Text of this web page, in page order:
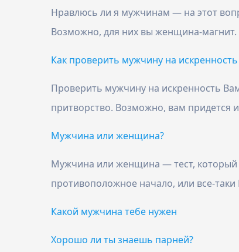
Нравлюсь ли я мужчинам — на этот
Возможно, для них вы женщина-магнит.
Как проверить мужчину на искренность
Проверить мужчину на искренность
притворство. Возможно, вам
Мужчина или женщина?
Мужчина или женщина — тест, который
противоположное начало, или все-
Какой мужчина тебе нужен
Хорошо ли ты знаешь парней?